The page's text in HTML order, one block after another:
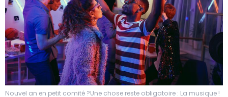
Nouvel an en petit comité ?Une chose reste obligatoire : La musique !